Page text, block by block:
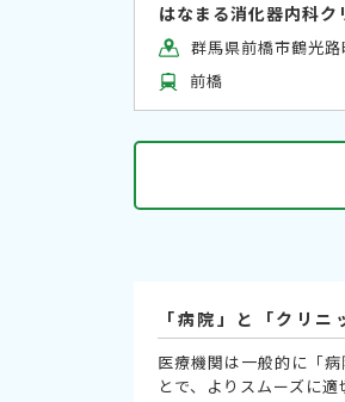
はなまる消化器内科ク
群馬県前橋市鶴光
前橋
「病院」と「クリ
医療機関は一般的に「
とで、よりスムーズに